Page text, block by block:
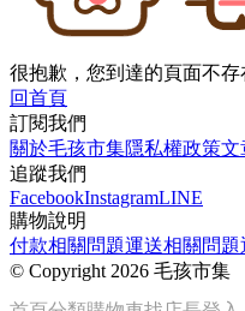
很抱歉，您到達的頁面不
回首頁
訂閱我們
關於毛孩市集隱私權政策文
追蹤我們
FacebookInstagramLINE
購物說明
付款相關問題運送相關問題
© Copyright 2026 毛孩市集